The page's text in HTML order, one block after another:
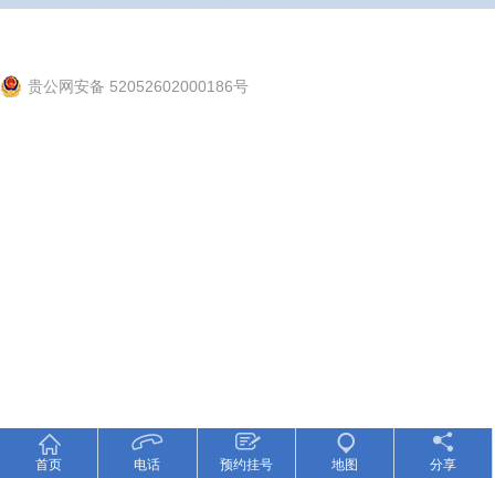
首页 电话 预约挂号 地图 分享
贵公网安备 52052602000186号